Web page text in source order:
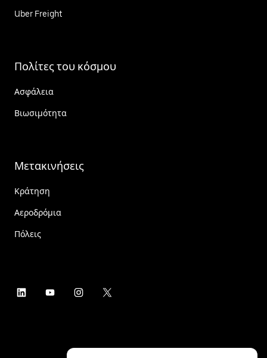
Uber Freight
Πολίτες του κόσμου
Ασφάλεια
Βιωσιμότητα
Μετακινήσεις
Κράτηση
Αεροδρόμια
Πόλεις